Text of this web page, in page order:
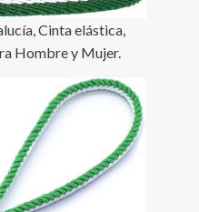
Cinta elástica,
Hombre y Mujer.